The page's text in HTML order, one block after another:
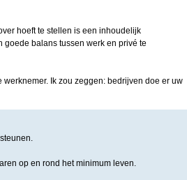
hoeft te stellen is een inhoudelijk
goede balans tussen werk en privé te
Ik zou zeggen: bedrijven doe er uw
op en rond het minimum leven.